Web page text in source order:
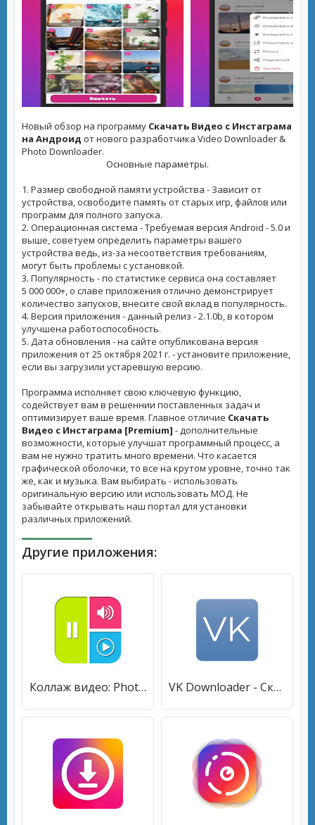
Новый обзор на программу Скачать Видео с Инстаграма
на Андроид от нового разработчика Video Downloader &
Photo Downloader.
Основные параметры.
1. Размер свободной памяти устройства - Зависит от
устройства, освободите память от старых игр, файлов или
программ для полного запуска.
2. Операционная система - Требуемая версия Android - 5.0 и
выше, советуем определить параметры вашего
устройства ведь, из-за несоответствия требованиям,
могут быть проблемы с установкой.
3. Популярность - по статистике сервиса она составляет
5 000 000+, о славе приложения отлично демонстрирует
количество запусков, внесите свой вклад в популярность.
4. Версия приложения - данный релиз - 2.1.0b, в котором
улучшена работоспособность.
5. Дата обновления - на сайте опубликована версия
приложения от 25 октября 2021 г. - установите приложение,
если вы загрузили устаревшую версию.
Программа исполняет свою ключевую функцию,
содействует вам в решеннии поставленных задач и
оптимизирует ваше время. Главное отличие Скачать
Видео с Инстаграма [Premium] - дополнительные
возможности, которые улучшат программный процесс, а
вам не нужно тратить много времени. Что касается
графической оболочки, то все на крутом уровне, точно так
же, как и музыка. Вам выбирать - использовать
оригинальную версию или использовать МОД. Не
забывайте открывать наш портал для установки
различных приложений.
Другие приложения:
Коллаж видео: Photo Video Collage Maker + Music [Premium] VK Downloader - Скачивай видео из VK [Unlocked]